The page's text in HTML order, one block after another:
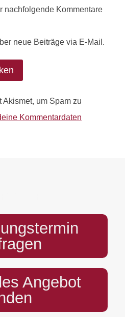
nachfolgende Kommentare
neue Beiträge via E-Mail.
um Spam zu
Kommentardaten
Angebot